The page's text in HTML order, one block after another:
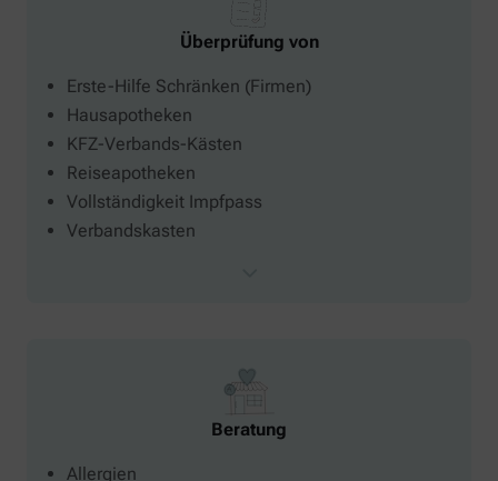
Überprüfung von
Erste-Hilfe Schränken (Firmen)
Hausapotheken
KFZ-Verbands-Kästen
Reiseapotheken
Vollständigkeit Impfpass
Verbandskasten
Beratung
Allergien